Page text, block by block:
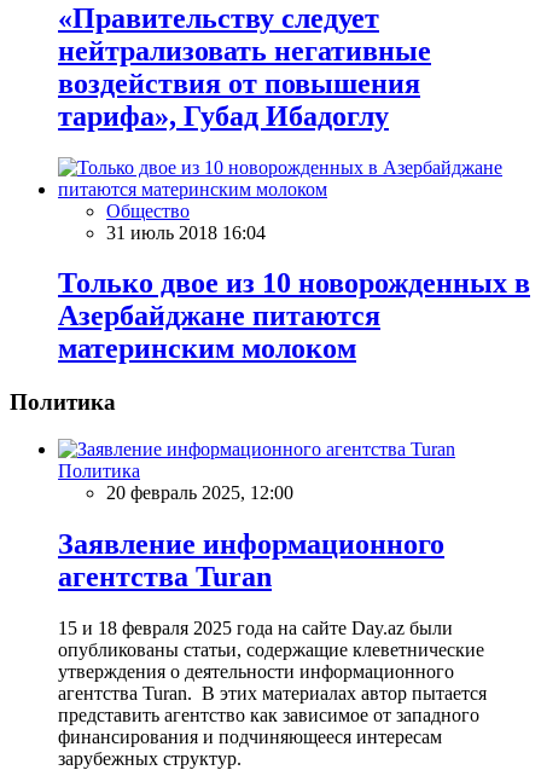
«Правительству следует
нейтрализовать негативные
воздействия от повышения
тарифа», Губад Ибадоглу
Общество
31 июль 2018 16:04
Только двое из 10 новорожденных в
Азербайджане питаются
материнским молоком
Политика
Политика
20 февраль 2025, 12:00
Заявление информационного
агентства Turan
15 и 18 февраля 2025 года на сайте Day.az были
опубликованы статьи, содержащие клеветнические
утверждения о деятельности информационного
агентства Turan. В этих материалах автор пытается
представить агентство как зависимое от западного
финансирования и подчиняющееся интересам
зарубежных структур.